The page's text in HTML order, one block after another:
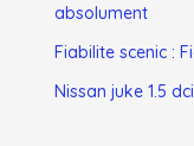
absolument
Fiabilite scenic :
Nissan juke 1.5